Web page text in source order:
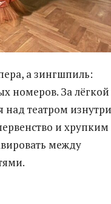
а зингшпиль:
номеров. За лёгкой
над театром
и хрупким
между